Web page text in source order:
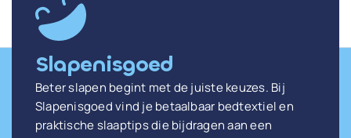
Slapenisgoed
Beter slapen begint met de juiste keuzes. Bij
Slapenisgoed vind je betaalbaar bedtextiel en
praktische slaaptips die bijdragen aan een